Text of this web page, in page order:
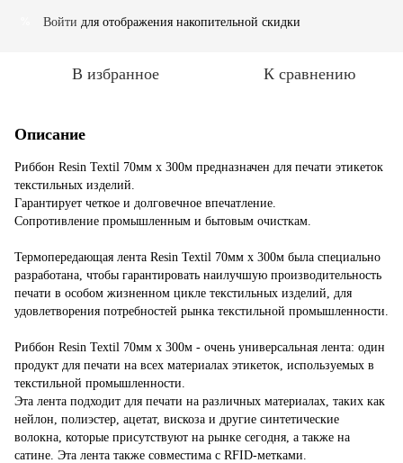
Войти для отображения накопительной скидки
В избранное К сравнению
Описание
Риббон Resin Textil 70мм x 300м предназначен для печати этикеток
текстильных изделий.
Гарантирует четкое и долговечное впечатление.
Сопротивление промышленным и бытовым очисткам.
Термопередающая лента Resin Textil 70мм x 300м была специально
разработана, чтобы гарантировать наилучшую производительность
печати в особом жизненном цикле текстильных изделий, для
удовлетворения потребностей рынка текстильной промышленности.
Риббон Resin Textil 70мм x 300м - очень универсальная лента: один
продукт для печати на всех материалах этикеток, используемых в
текстильной промышленности.
Эта лента подходит для печати на различных материалах, таких как
нейлон, полиэстер, ацетат, вискоза и другие синтетические
волокна, которые присутствуют на рынке сегодня, а также на
сатине. Эта лента также совместима с RFID-метками.